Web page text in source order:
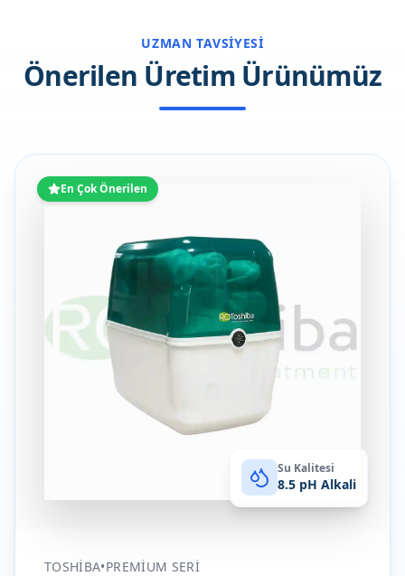
UZMAN TAVSIYESI
Önerilen Üretim Ürünümüz
En Çok Önerilen
Su Kalitesi
8.5 pH Alkali
TOSHIBA•PREMIUM SERI